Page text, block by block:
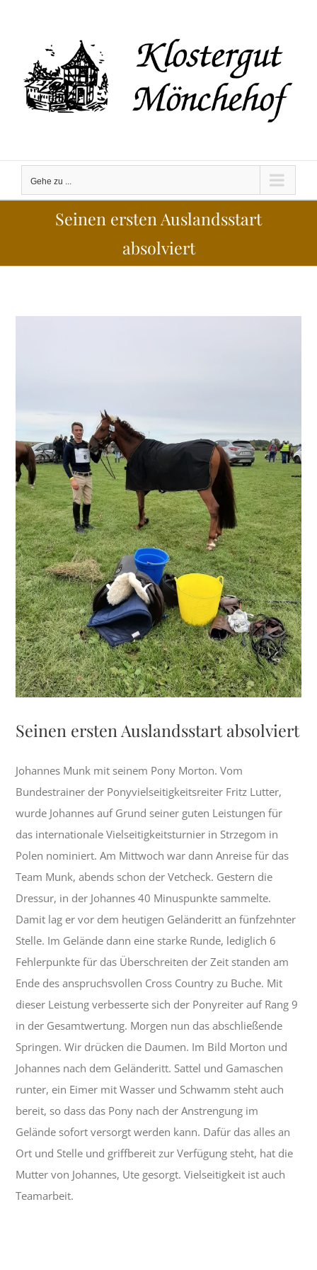
Gehe zu ...
Seinen ersten Auslandsstart
absolviert
Seinen ersten Auslandsstart absolviert
Johannes Munk mit seinem Pony Morton. Vom
Bundestrainer der Ponyvielseitigkeitsreiter Fritz Lutter,
wurde Johannes auf Grund seiner guten Leistungen für
das internationale Vielseitigkeitsturnier in Strzegom in
Polen nominiert. Am Mittwoch war dann Anreise für das
Team Munk, abends schon der Vetcheck. Gestern die
Dressur, in der Johannes 40 Minuspunkte sammelte.
Damit lag er vor dem heutigen Geländeritt an fünfzehnter
Stelle. Im Gelände dann eine starke Runde, lediglich 6
Fehlerpunkte für das Überschreiten der Zeit standen am
Ende des anspruchsvollen Cross Country zu Buche. Mit
dieser Leistung verbesserte sich der Ponyreiter auf Rang 9
in der Gesamtwertung. Morgen nun das abschließende
Springen. Wir drücken die Daumen. Im Bild Morton und
Johannes nach dem Geländeritt. Sattel und Gamaschen
runter, ein Eimer mit Wasser und Schwamm steht auch
bereit, so dass das Pony nach der Anstrengung im
Gelände sofort versorgt werden kann. Dafür das alles an
Ort und Stelle und griffbereit zur Verfügung steht, hat die
Mutter von Johannes, Ute gesorgt. Vielseitigkeit ist auch
Teamarbeit.